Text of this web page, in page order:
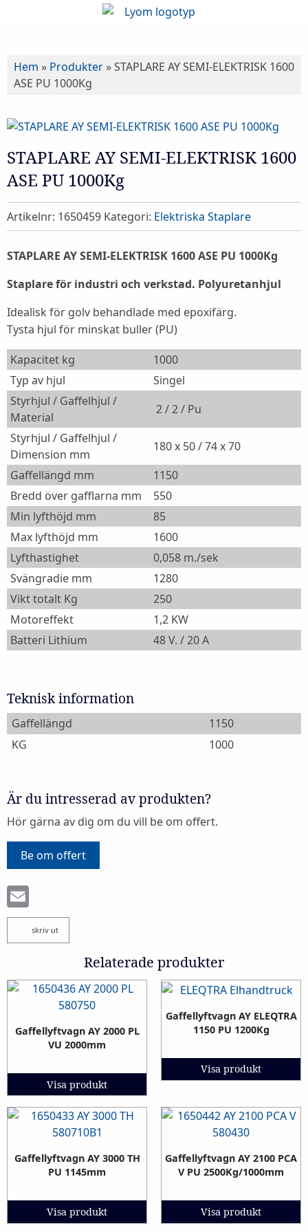
Hem » Produkter »STAPLARE AY SEMI-ELEKTRISK 1600
ASE PU 1000Kg
STAPLARE AY SEMI-ELEKTRISK 1600
ASE PU 1000Kg
Artikelnr: 1650459 Kategori: Elektriska Staplare
STAPLARE AY SEMI-ELEKTRISK 1600 ASE PU 1000Kg
Staplare för industri och verkstad. Polyuretanhjul
Idealisk för golv behandlade med epoxifärg.
Tysta hjul för minskat buller (PU)
Kapacitet kg
1000
Typ av hjul
Singel
Styrhjul / Gaffelhjul /
Material
2 / 2 / Pu
Styrhjul / Gaffelhjul /
Dimension mm
180 x 50 / 74 x 70
Gaffellängd mm
1150
Bredd över gafflarna mm
550
Min lyfthöjd mm
85
Max lyfthöjd mm
1600
Lyfthastighet
0,058 m./sek
Svängradie mm
1280
Vikt totalt Kg
250
Motoreffekt
1,2 KW
Batteri Lithium
48 V. / 20 A
Teknisk information
Gaffellängd
1150
KG
1000
Är du intresserad av produkten?
Hör gärna av dig om du vill be om offert.
Be om offert
skriv ut
Relaterade produkter
Gaffellyftvagn AY 2000 PL
VU 2000mm
Visa produkt
Gaffellyftvagn AY ELEQTRA
1150 PU 1200Kg
Visa produkt
Gaffellyftvagn AY 3000 TH
PU 1145mm
Visa produkt
Gaffellyftvagn AY 2100 PCA
V PU 2500Kg/1000mm
Visa produkt